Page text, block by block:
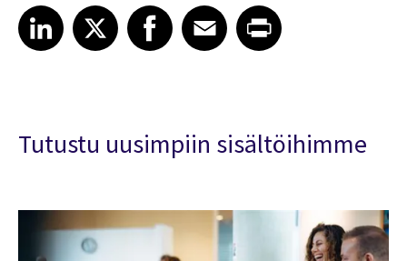
Share article on LinkedIn
LinkedIn
Share article on XShare article on Facebook
Facebook
Share article on Email
EmailShare article on Print
Tutustu uusimpiin sisältöihimme